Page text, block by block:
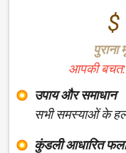
$
पुराना
आपकी
उपाय और समाधान
सभी समस्याओं के हल
कुंडली आधारित